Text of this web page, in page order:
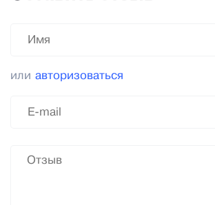
или авторизоваться